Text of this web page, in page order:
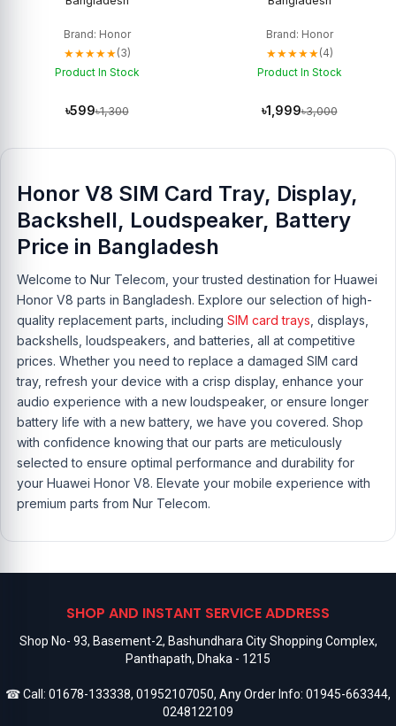
Brand: Honor
★★★★★(3)
Product In Stock
৳599৳1,300
Brand: Honor
★★★★★(4)
Product In Stock
৳1,999৳3,000
Honor V8 SIM Card Tray, Display,
Backshell, Loudspeaker, Battery
Price in Bangladesh
Welcome to Nur Telecom, your trusted destination for Huawei
Honor V8 parts in Bangladesh. Explore our selection of high-
quality replacement parts, including SIM card trays , displays,
backshells, loudspeakers, and batteries, all at competitive
prices. Whether you need to replace a damaged SIM card
tray, refresh your device with a crisp display, enhance your
audio experience with a new loudspeaker, or ensure longer
battery life with a new battery, we have you covered. Shop
with confidence knowing that our parts are meticulously
selected to ensure optimal performance and durability for
your Huawei Honor V8. Elevate your mobile experience with
premium parts from Nur Telecom.
SHOP AND INSTANT SERVICE ADDRESS
Shop No- 93, Basement-2, Bashundhara City Shopping Complex,
Panthapath, Dhaka - 1215
☎ Call: 01678-133338, 01952107050, Any Order Info: 01945-663344,
0248122109